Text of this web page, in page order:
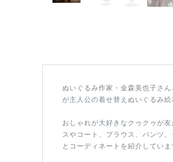
ぬいぐるみ作家・金森美也子さ
が主人公の着せ替えぬいぐるみ絵
おしゃれが大好きなクゥクゥが
スやコート、ブラウス、パンツ
とコーディネートを紹介していま